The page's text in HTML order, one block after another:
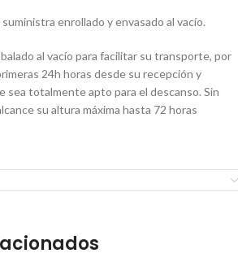
enrollado y envasado al vacío.
al vacío para facilitar su transporte, por
24h horas desde su recepción y
sea totalmente apto para el descanso. Sin
su altura máxima hasta 72 horas